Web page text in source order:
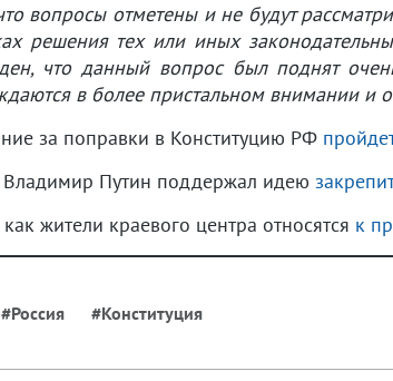
вопросы отметены и не будут
решения тех или иных
что данный вопрос был поднят
в более пристальном внимании и
за поправки в Конституцию РФ
Путин поддержал идею
жители краевого центра относятся к
#Россия #Конституция